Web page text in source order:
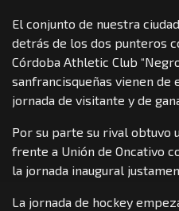
El conjunto de nuestra
detrás de los dos punteros
Córdoba Athletic Club
sanfrancisqueñas vienen de
jornada de visitante y de
Por su parte su rival obtuvo
frente a Unión de Oncativo
la jornada inaugural
La jornada de hockey